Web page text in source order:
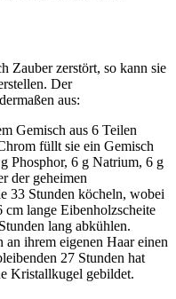
Zauber zerstört, so kann sie
Der
aus:
Gemisch aus 6 Teilen
füllt sie ein Gemisch
Phosphor, 6 g Natrium, 6 g
der geheimen
33 Stunden köcheln, wobei
cm lange Eibenholzscheite
lang abkühlen.
an ihrem eigenen Haar einen
27 Stunden hat
Kristallkugel gebildet.